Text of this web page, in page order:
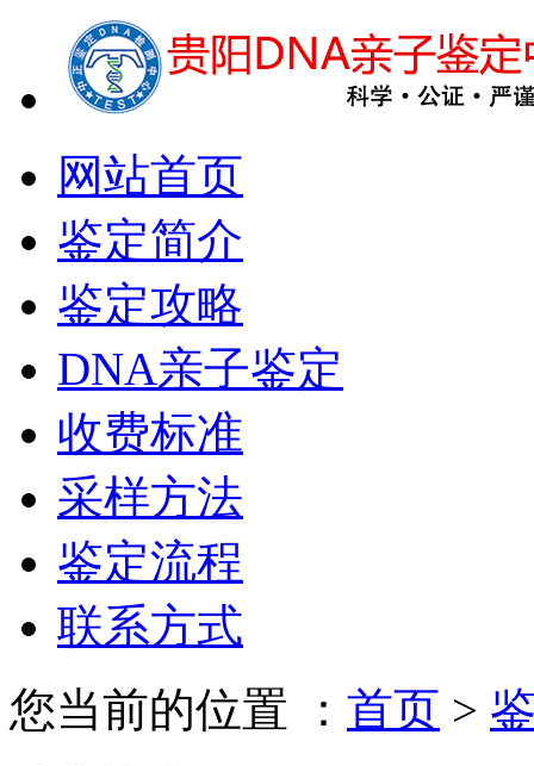
网站首页
鉴定简介
鉴定攻略
DNA亲子鉴定
收费标准
采样方法
鉴定流程
联系方式
您当前的位置 ： 首页 >